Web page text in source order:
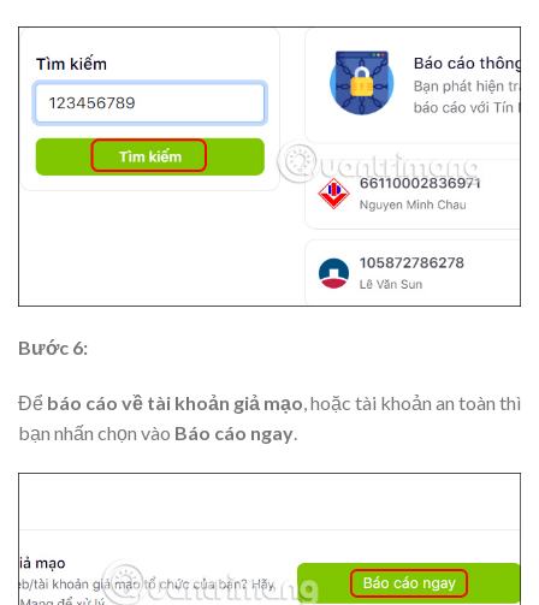
Bước 6:
Để báo cáo về tài khoản giả mạo, hoặc tài khoản an toàn thì
bạn nhấn chọn vào Báo cáo ngay.